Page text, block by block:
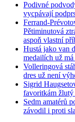
Podivné
vycpávají
Ferrand-
Pětiminutová
aspoň vlastní
Hustá jako van
medailích už
Volleringová
dres už není
Sigrid
favoritkám žlutý
Sedm amatérů
závodil i proti